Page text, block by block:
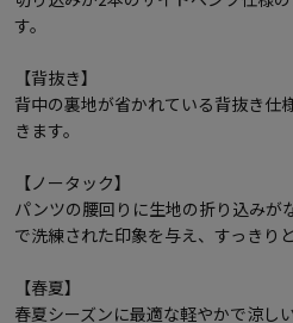
す。
【背抜き】
背中の裏地が省かれている背抜き仕
きます。
【ノータック】
パンツの腰回りに生地の折り込みが
で洗練された印象を与え、すっきり
【春夏】
春夏シーズンに最適な軽やかで涼し